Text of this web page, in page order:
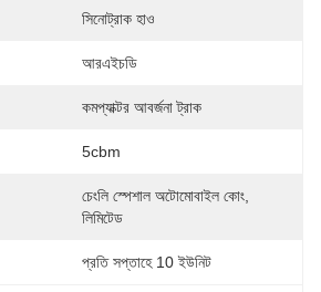
সিনোট্রাক হাও
আরএইচডি
কমপ্যাক্টর আবর্জনা ট্রাক
5cbm
চেংলি স্পেশাল অটোমোবাইল কোং,
লিমিটেড
প্রতি সপ্তাহে 10 ইউনিট